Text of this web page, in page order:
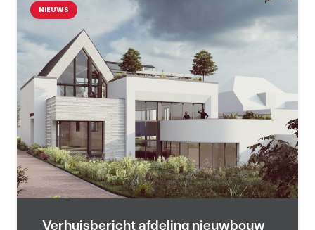
NIEUWS
Verhuisbericht afdeling nieuwbouw